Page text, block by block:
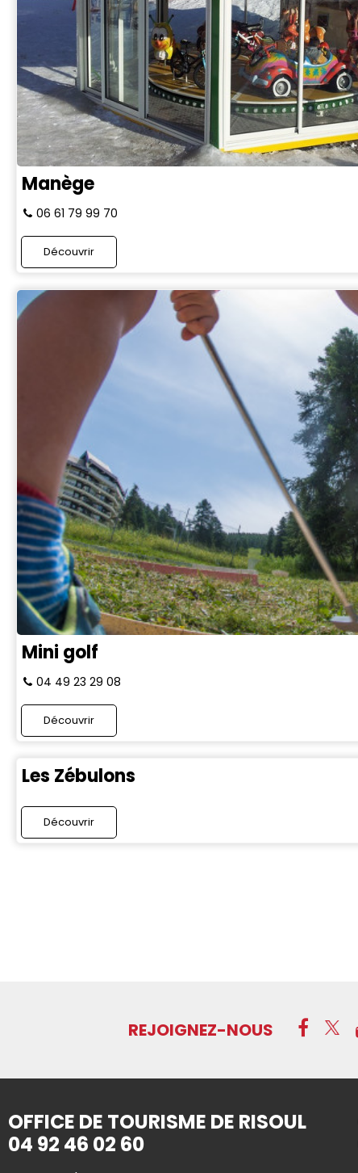
Manège
06 61 79 99 70
Découvrir
Mini golf
04 49 23 29 08
Découvrir
Les Zébulons
Découvrir
REJOIGNEZ-NOUS
OFFICE DE TOURISME DE RISOUL
04 92 46 02 60